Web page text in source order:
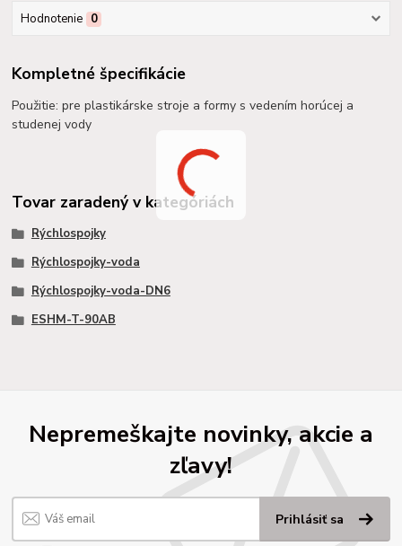
Hodnotenie 0
Kompletné špecifikácie
Použitie: pre plastikárske stroje a formy s vedením horúcej a
studenej vody
Tovar zaradený v kategóriách
Rýchlospojky
Rýchlospojky-voda
Rýchlospojky-voda-DN6
ESHM-T-90AB
Nepremeškajte novinky, akcie a
zľavy!
Prihlásiť sa